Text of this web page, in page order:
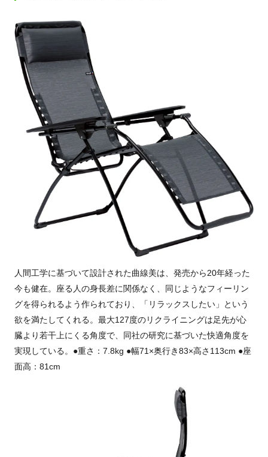
人間工学に基づいて設計された曲線美は、発売から20年経った
今も健在。座る人の身長差に関係なく、同じようなフィーリン
グを得られるよう作られており、「リラックスしたい」という
欲を満たしてくれる。最大127度のリクライニングは足先が心
臓より若干上にくる角度で、同社の研究に基づいた快適角度を
実現している。●重さ：7.8kg ●幅71×奥行き83×高さ113cm ●座
面高：81cm